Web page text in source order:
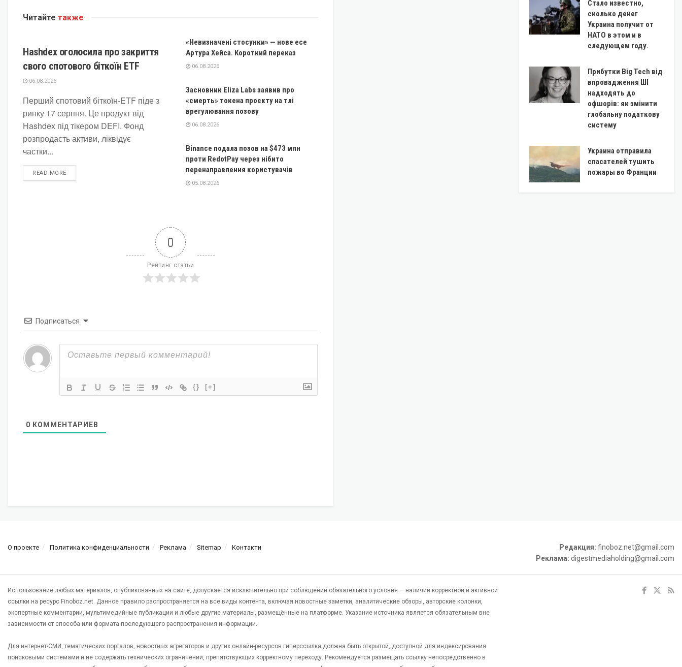
Читайте также
Hashdex оголосила про закриття
свого спотового біткоїн ETF
06.08.2026
Перший спотовий біткоїн-ETF піде з
ринку 17 серпня. Це продукт від
Hashdex під тікером DEFI. Фонд
розпродасть активи, ліквідує
частки...
READ MOREDETAILS
«Невизначені стосунки» — нове есе
Артура Хейса. Короткий переказ
06.08.2026
Засновник Eliza Labs заявив про
«смерть» токена проєкту на тлі
врегулювання позову
06.08.2026
Binance подала позов на $473 млн
проти RedotPay через нібито
перенаправлення користувачів
05.08.2026
0
Рейтинг статьи
Подписаться
{} [+]
0 КОММЕНТАРИЕВ
Стало известно,
сколько денег
Украина получит от
НАТО в этом и в
следующем году.
Прибутки Big Tech від
впровадження ШІ
надходять до
офшорів: як змінити
глобальну податкову
систему
Украина отправила
спасателей тушить
пожары во Франции
О проекте Политика конфиденциальности Реклама Sitemap Контакти Редакция: finoboz.net@gmail.com
Реклама: digestmediaholding@gmail.com
Использование любых материалов, опубликованных на сайте, допускается исключительно при соблюдении обязательного условия — наличии корректной и активной
ссылки на ресурс Finoboz.net. Данное правило распространяется на все виды контента, включая новостные заметки, аналитические обзоры, авторские колонки,
экспертные комментарии, мультимедийные публикации и любые другие материалы, размещённые на платформе. Указание источника является обязательным вне
зависимости от способа или формата последующего распространения информации.
Для интернет-СМИ, тематических порталов, новостных агрегаторов и других онлайн-ресурсов гиперссылка должна быть открытой, доступной для индексирования
поисковыми системами и не содержать технических ограничений, препятствующих корректному переходу. Рекомендуется размещать ссылку непосредственно в